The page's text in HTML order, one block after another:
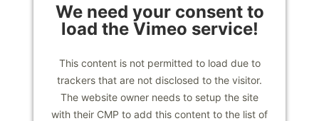
We need your consent to
load the Vimeo service!
This content is not permitted to load due to
trackers that are not disclosed to the visitor.
The website owner needs to setup the site
with their CMP to add this content to the list of